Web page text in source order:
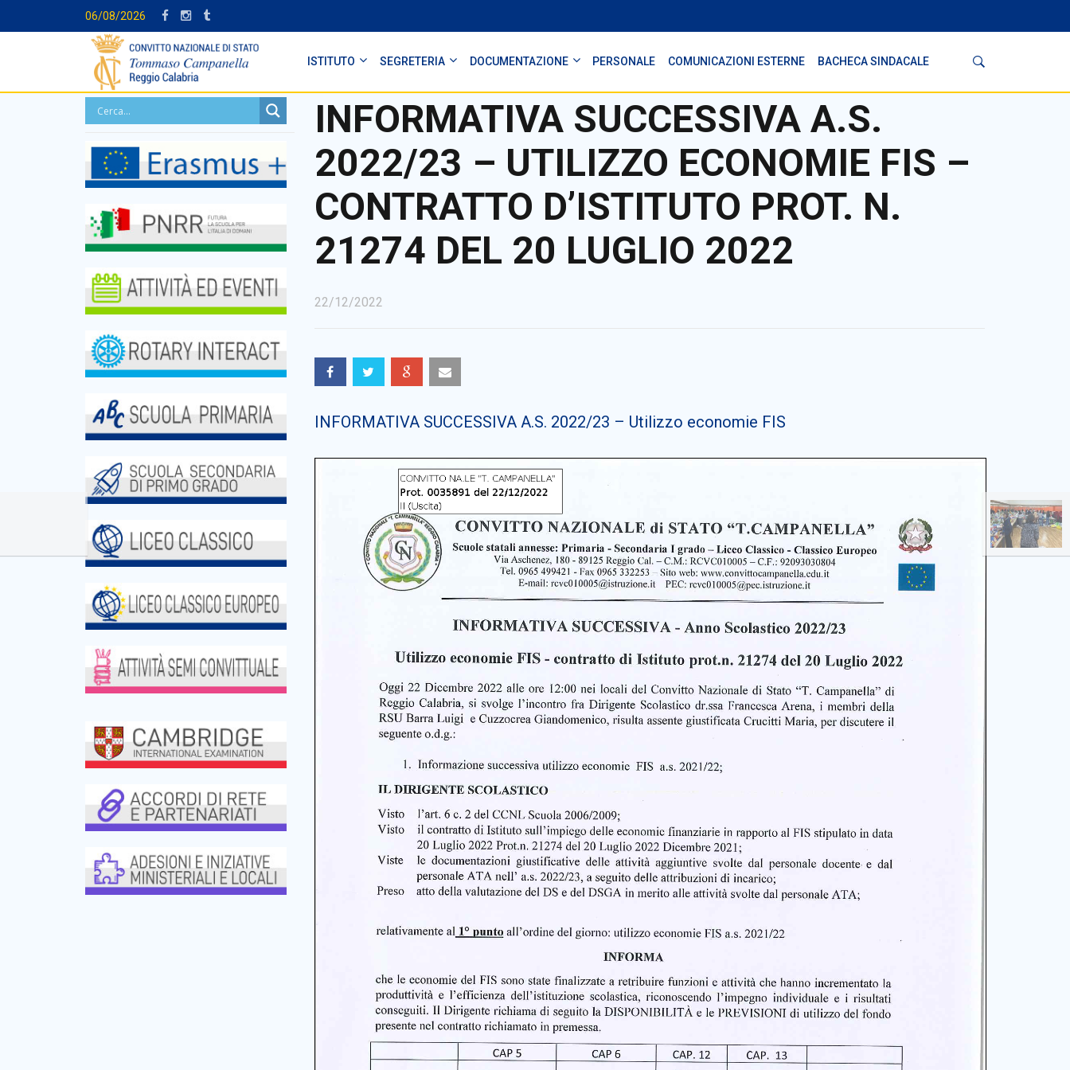
06/08/2026
ISTITUTO SEGRETERIA DOCUMENTAZIONE PERSONALE COMUNICAZIONI ESTERNE BACHECA SINDACALE
INFORMATIVA SUCCESSIVA A.S.
2022/23 – UTILIZZO ECONOMIE FIS –
CONTRATTO D’ISTITUTO PROT. N.
21274 DEL 20 LUGLIO 2022
22/12/2022
INFORMATIVA SUCCESSIVA A.S. 2022/23 – Utilizzo economie FIS